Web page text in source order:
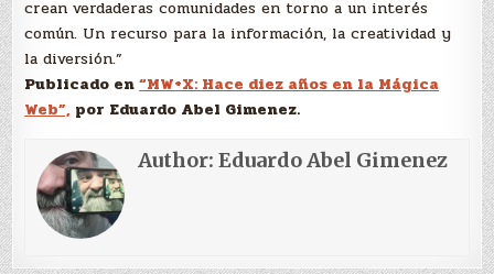
crean verdaderas comunidades en torno a un interés
común. Un recurso para la información, la creatividad y
la diversión.”
Publicado en“MW+X: Hace diez años en la Mágica
Web”, por Eduardo Abel Gimenez.
Author:Eduardo Abel Gimenez